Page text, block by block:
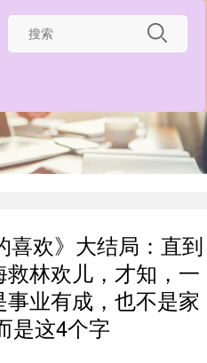
喜欢》大结局：直到
林欢儿，才知，一
业有成，也不是家
是这4个字